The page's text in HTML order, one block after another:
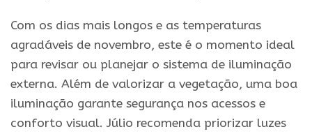
Com os dias mais longos e as temperaturas
agradáveis de novembro, este é o momento ideal
para revisar ou planejar o sistema de iluminação
externa. Além de valorizar a vegetação, uma boa
iluminação garante segurança nos acessos e
conforto visual. Júlio recomenda priorizar luzes